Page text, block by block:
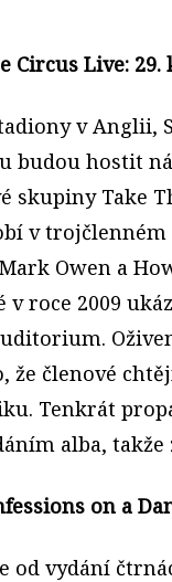
Circus Live: 29.
v Anglii,
budou hostit
skupiny Take
v trojčlenném
Owen a
v roce 2009
že členové
Tenkrát
alba,
on a
od vydání